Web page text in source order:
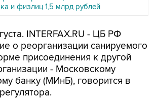
и физлиц 1,5 млрд рублей
INTERFAX.RU - ЦБ РФ
о реорганизации санируемого
присоединения к другой
- Московскому
банку (МИнБ), говорится в